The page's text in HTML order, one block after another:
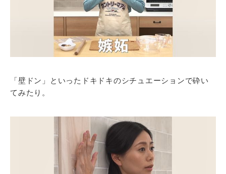
「壁ドン」といったドキドキのシチュエーションで砕い
てみたり。